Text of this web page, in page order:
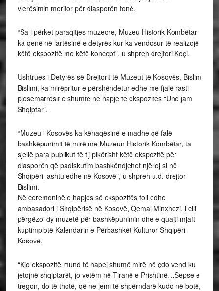
vlerësimin meritor për diasporën tonë.
“Sa i përket paraqitjes muzeore, Muzeu Historik Kombëtar
ka qenë në lartësinë e detyrës kur ka vendosur të realizojë
këtë ekspozitë me këtë koncept”, u shpreh drejtori Koçi.
Ushtrues i Detyrës së Drejtorit të Muzeut të Kosovës, Bislim
Bislimi, ka mirëpritur e përshëndetur edhe me fjalë rasti
pjesëmarrësit e shumtë në hapje të ekspozitës “Unë jam
Shqiptar”.
“Muzeu i Kosovës ka kënaqësinë e madhe që falë
bashkëpunimit të mirë me Muzeun Historik Kombëtar, ta
sjellë para publikut të tij pikërisht këtë ekspozitë për
diasporën që padiskutim bashkëndjehet njëlloj si në
Shqipëri, ashtu edhe në Kosovë”, u shpreh u.d. drejtor
Bislimi.
Në ceremoninë e hapjes së ekspozitës foli edhe
ambasadori i Shqipërisë në Kosovë, Qemal Minxhozi, i cili
përgëzoi dy muzetë për bashkëpunimin dhe e quajti mjaft
kuptimplotë Kalendarin e Përbashkët Kulturor Shqipëri-
Kosovë.
“Kjo ekspozitë mund të hapej shumë mirë në çdo vend ku
jetojnë shqiptarët, jo vetëm në Tiranë e Prishtinë…Sepse e
tregon, do të thotë, që ne jemi të shpërndarë kudo në botë,